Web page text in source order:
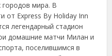
мира. В
от Express By Holiday Inn
легендарный стадион
домашние матчи Милан и
поселившимся в